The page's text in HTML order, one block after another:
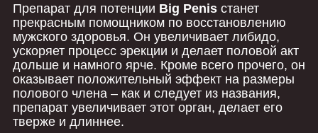
Препарат для потенции Big Penis станет
прекрасным помощником по восстановлению
мужского здоровья. Он увеличивает либидо,
ускоряет процесс эрекции и делает половой акт
дольше и намного ярче. Кроме всего прочего, он
оказывает положительный эффект на размеры
полового члена – как и следует из названия,
препарат увеличивает этот орган, делает его
тверже и длиннее.